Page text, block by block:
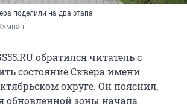
поделили на два этапа
обратился читатель с
состояние Сквера имени
округе. Он пояснил,
обновленной зоны начала